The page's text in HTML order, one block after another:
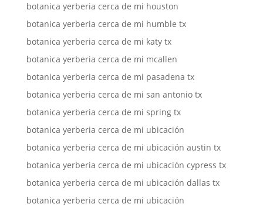
botanica yerberia cerca de mi houston
botanica yerberia cerca de mi humble tx
botanica yerberia cerca de mi katy tx
botanica yerberia cerca de mi mcallen
botanica yerberia cerca de mi pasadena tx
botanica yerberia cerca de mi san antonio tx
botanica yerberia cerca de mi spring tx
botanica yerberia cerca de mi ubicación
botanica yerberia cerca de mi ubicación austin tx
botanica yerberia cerca de mi ubicación cypress tx
botanica yerberia cerca de mi ubicación dallas tx
botanica yerberia cerca de mi ubicación